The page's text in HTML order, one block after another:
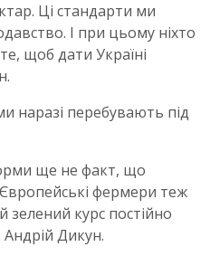
Ці стандарти ми
І при цьому ніхто
щоб дати Україні
наразі перебувають під
ще не факт, що
фермери теж
зелений курс постійно
Дикун.